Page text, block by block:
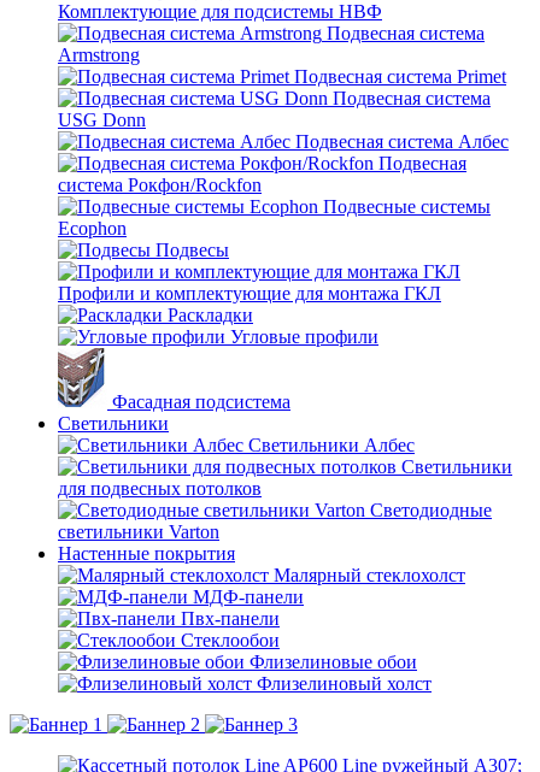
Комплектующие для подсистемы НВФ
Подвесная система
Armstrong
Подвесная система Primet
Подвесная система
USG Donn
Подвесная система Албес
Подвесная
система Рокфон/Rockfon
Подвесные системы
Ecophon
Подвесы
Профили и комплектующие для монтажа ГКЛ
Раскладки
Угловые профили
Фасадная подсистема
Светильники
Светильники Албес
Светильники
для подвесных потолков
Светодиодные
светильники Varton
Настенные покрытия
Малярный стеклохолст
МДФ-панели
Пвх-панели
Стеклообои
Флизелиновые обои
Флизелиновый холст